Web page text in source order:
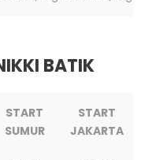
BATIK
START
SUMUR
START
JAKARTA